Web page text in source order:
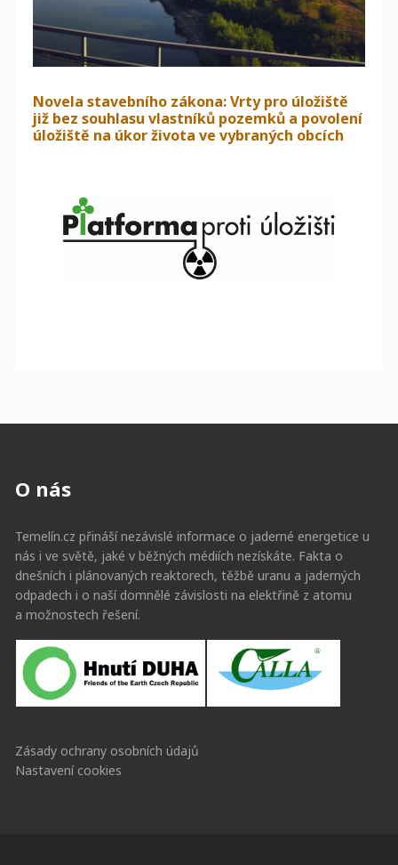
Novela stavebního zákona: Vrty pro úložiště
již bez souhlasu vlastníků pozemků a povolení
úložiště na úkor života ve vybraných obcích
O nás
Temelín.cz přináší nezávislé informace o jaderné energetice u
nás i ve světě, jaké v běžných médiích nezískáte. Fakta o
dnešních i plánovaných reaktorech, těžbě uranu a jaderných
odpadech i o naší domnělé závislosti na elektřině z atomu
a možnostech řešení.
Zásady ochrany osobních údajů
Nastavení cookies